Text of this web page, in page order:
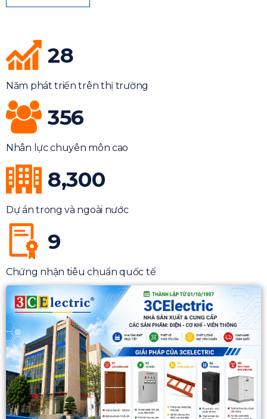
28
Năm phát triển trên thị trường
356
Nhân lực chuyên môn cao
8,300
Dự án trong và ngoài nước
9
Chứng nhận tiêu chuẩn quốc tế